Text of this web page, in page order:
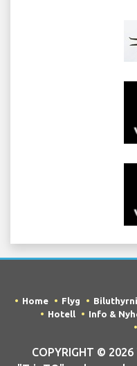
Home Flyg
Hotell
Info &
COPYRIGHT ©